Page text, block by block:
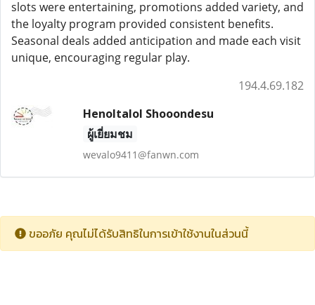
slots were entertaining, promotions added variety, and
the loyalty program provided consistent benefits.
Seasonal deals added anticipation and made each visit
unique, encouraging regular play.
194.4.69.182
Henoltalol Shooondesu
ผู้เยี่ยมชม
wevalo9411@fanwn.com
ขออภัย คุณไม่ได้รับสิทธิในการเข้าใช้งานในส่วนนี้